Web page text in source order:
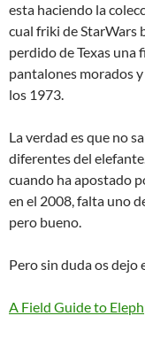
esta haciendo la
cual friki de StarWars
perdido de Texas una
pantalones morados
los 1973.
La verdad es que no
diferentes del
cuando ha apostado
en el 2008, falta uno
pero bueno.
Pero sin duda os dejo
A Field Guide to